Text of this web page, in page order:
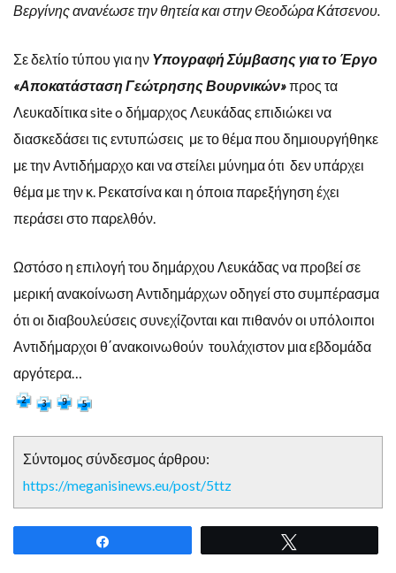
Βεργίνης ανανέωσε την θητεία και στην Θεοδώρα Κάτσενου.
Σε δελτίο τύπου για ην Υπογραφή Σύμβασης για το Έργο
«Αποκατάσταση Γεώτρησης Βουρνικών»προς τα
Λευκαδίτικα site o δήμαρχος Λευκάδας επιδιώκει να
διασκεδάσει τις εντυπώσεις με το θέμα που δημιουργήθηκε
με την Αντιδήμαρχο και να στείλει μύνημα ότι δεν υπάρχει
θέμα με την κ. Ρεκατσίνα και η όποια παρεξήγηση έχει
περάσει στο παρελθόν.
Ωστόσο η επιλογή του δημάρχου Λευκάδας να προβεί σε
μερική ανακοίνωση Αντιδημάρχων οδηγεί στο συμπέρασμα
ότι οι διαβουλεύσεις συνεχίζονται και πιθανόν οι υπόλοιποι
Αντιδήμαρχοι θ΄ανακοινωθούν τουλάχιστον μια εβδομάδα
αργότερα…
Σύντομος σύνδεσμος άρθρου:
https://meganisinews.eu/post/5ttz